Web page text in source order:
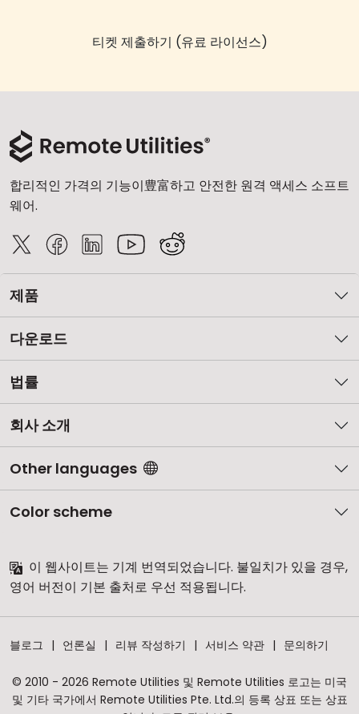
티켓 제출하기 (유료 라이선스)
합리적인 가격의 기능이豊富하고 안전한 원격 액세스 소프트
웨어.
제품
다운로드
법률
회사 소개
Other languages
Color scheme
이 웹사이트는 기계 번역되었습니다. 불일치가 있을 경우,
영어 버전이 기본 출처로 우선 적용됩니다.
블로그 언론실 리뷰 작성하기 서비스 약관 문의하기
© 2010 - 2026 Remote Utilities 및 Remote Utilities 로고는 미국
및 기타 국가에서 Remote Utilities Pte. Ltd.의 등록 상표 또는 상표